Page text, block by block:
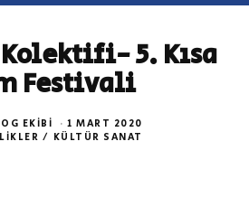
5. Kısa
Festivali
EKIBI
1 MART 2020
/ KÜLTÜR SANAT